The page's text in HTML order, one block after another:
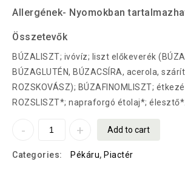
Allergének- Nyomokban
Összetevők
BÚZALISZT; ivóvíz; liszt előkeverék
BÚZAGLUTÉN, BÚZACSÍRA, acerola,
ROZSKOVÁSZ); BÚZAFINOMLISZT;
ROZSLISZT*; napraforgó étolaj*;
Add to cart
Categories: Pékáru, Piactér